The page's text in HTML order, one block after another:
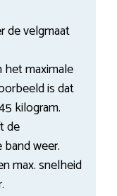
de velgmaat
het maximale
is dat
kilogram.
de
weer.
max. snelheid